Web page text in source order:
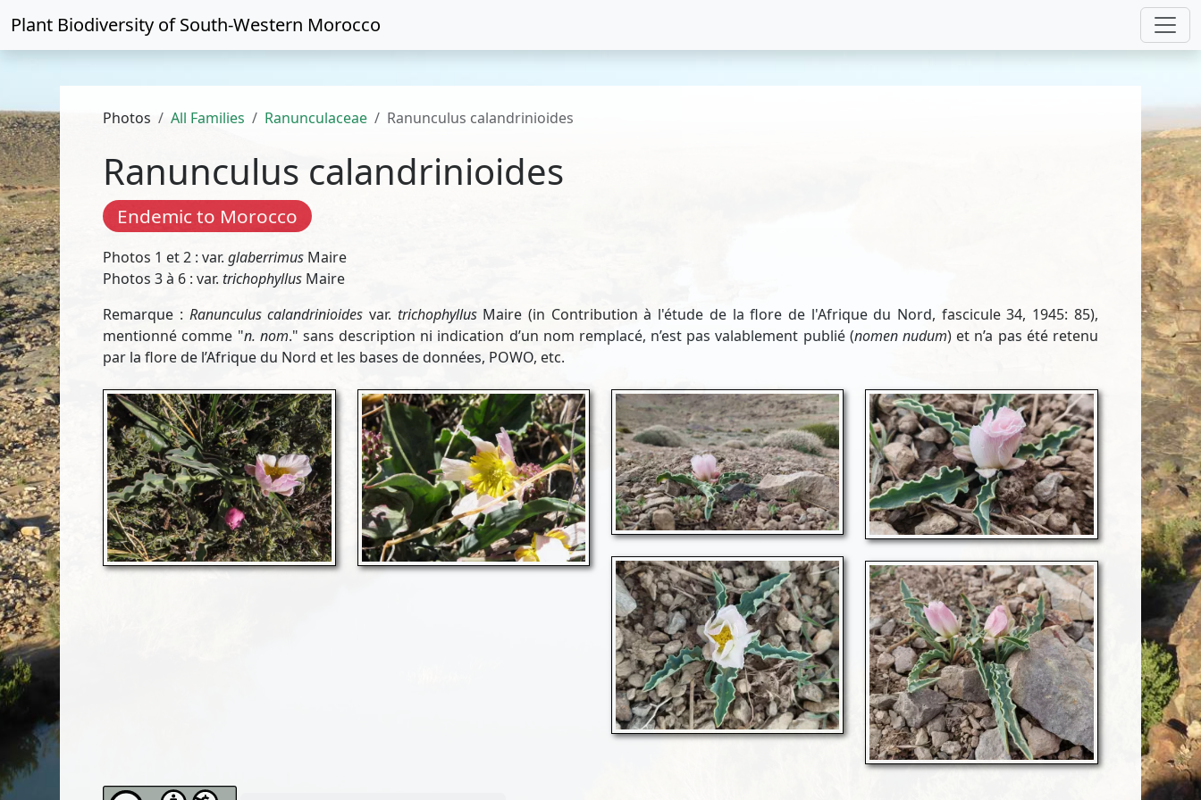
Plant Biodiversity ofSouth-Western Morocco
Photos All Families Ranunculaceae Ranunculus calandrinioides
Ranunculus calandrinioides
Endemic to Morocco
Photos 1 et 2 : var.glaberrimus Maire
Photos 3 à 6 : var.trichophyllus Maire
Remarque : Ranunculus calandrinioides var. trichophyllusMaire (in Contribution à l'étude de la flore de l'Afrique du Nord, fascicule 34, 1945: 85),
mentionné comme "n. nom." sans description ni indication d’un nom remplacé, n’est pas valablement publié (nomen nudum) et n’a pas été retenu
par la flore de l’Afrique du Nord et les bases de données, POWO, etc.